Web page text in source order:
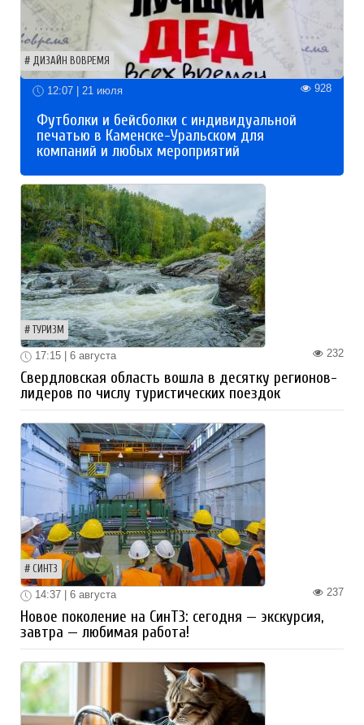
ДИЗАЙН ВОВРЕМЯ
12:07 | 21 июля 928
Футболки и бейсболки с индивидуальной
печатью в Каменске-Уральском для
компаний и любых мероприятий
ТУРИЗМ
232
17:15 | 6 августа
Свердловская область вошла в десятку регионов-
лидеров по числу туристических поездок
СИНТЗ
237
14:37 | 6 августа
Новое поколение на СинТЗ: сегодня — экскурсия,
завтра — любимая работа!